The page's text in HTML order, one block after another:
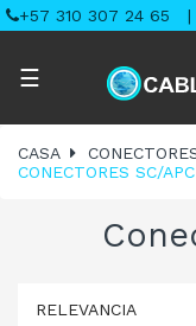
+57 310 307 24 65
Navegación
palanca
☰
CASA
CONECTORES SC/APC
RELEVANCIA